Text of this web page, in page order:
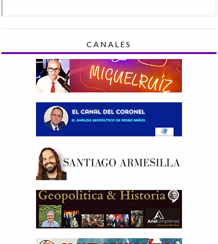
CANALES